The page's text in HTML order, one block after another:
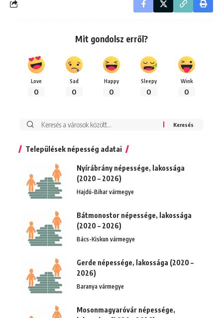
Mit gondolsz erről?
Love
0
Sad
0
Happy
0
Sleepy
0
Wink
0
Keresés:
Települések népesség adatai
Nyírábrány népessége, lakossága
(2020 – 2026)
Hajdú-Bihar vármegye
Bátmonostor népessége, lakossága
(2020 – 2026)
Bács-Kiskun vármegye
Gerde népessége, lakossága (2020 –
2026)
Baranya vármegye
Mosonmagyaróvár népessége,